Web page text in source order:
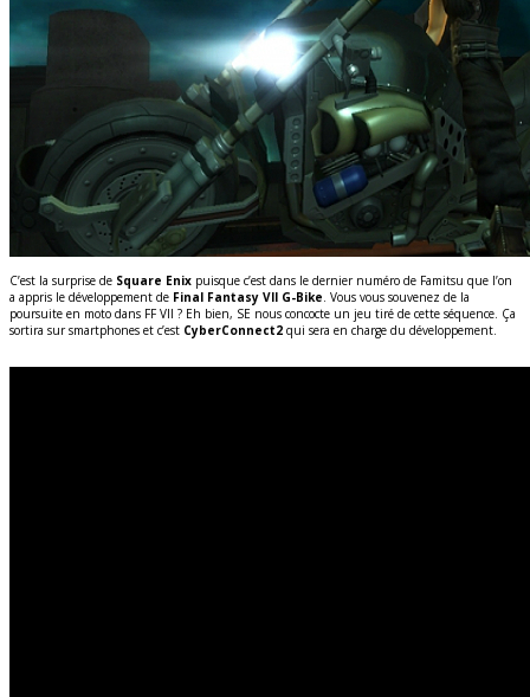
C’est la surprise de Square Enix puisque c’est dans le dernier numéro de Famitsu que l’on
a appris le développement de Final Fantasy VII G-Bike. Vous vous souvenez de la
poursuite en moto dans FF VII ? Eh bien, SE nous concocte un jeu tiré de cette séquence. Ça
sortira sur smartphones et c’est CyberConnect2 qui sera en charge du développement.